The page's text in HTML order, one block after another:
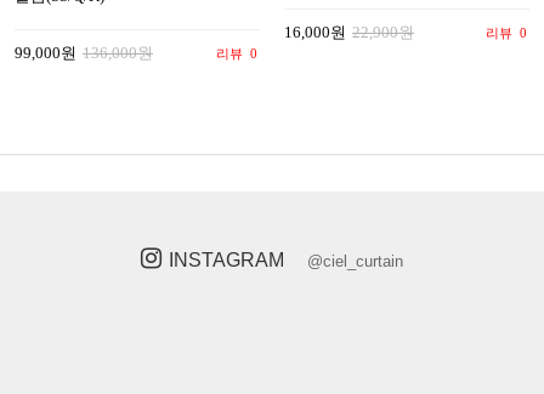
99,000원 136,000원 리뷰 0
16,000원 22,900원 리뷰 0
INSTAGRAM @ciel_curtain